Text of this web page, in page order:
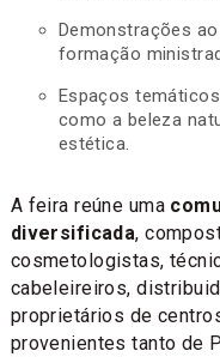
Demonstrações ao
formação
Espaços
como a beleza
estética.
A feira reúne uma
diversificada,
cosmetologistas,
cabeleireiros,
proprietários de
provenientes tanto de